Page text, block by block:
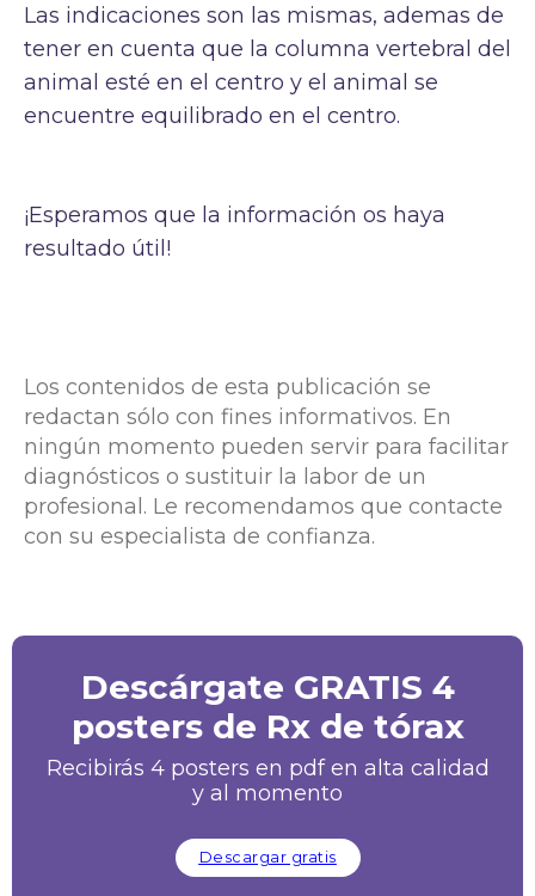
Las indicaciones son las mismas, ademas de
tener en cuenta que la columna vertebral del
animal esté en el centro y el animal se
encuentre equilibrado en el centro.
¡Esperamos que la información os haya
resultado útil!
Los contenidos de esta publicación se
redactan sólo con fines informativos. En
ningún momento pueden servir para facilitar
diagnósticos o sustituir la labor de un
profesional. Le recomendamos que contacte
con su especialista de confianza.
Descárgate GRATIS 4
posters de Rx de tórax
Recibirás 4 posters en pdf en alta calidad
y al momento
Descargar gratis